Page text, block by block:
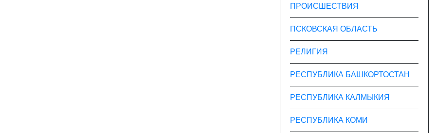
ПРОИСШЕСТВИЯ
ПСКОВСКАЯ ОБЛАСТЬ
РЕЛИГИЯ
РЕСПУБЛИКА БАШКОРТОСТАН
РЕСПУБЛИКА КАЛМЫКИЯ
РЕСПУБЛИКА КОМИ